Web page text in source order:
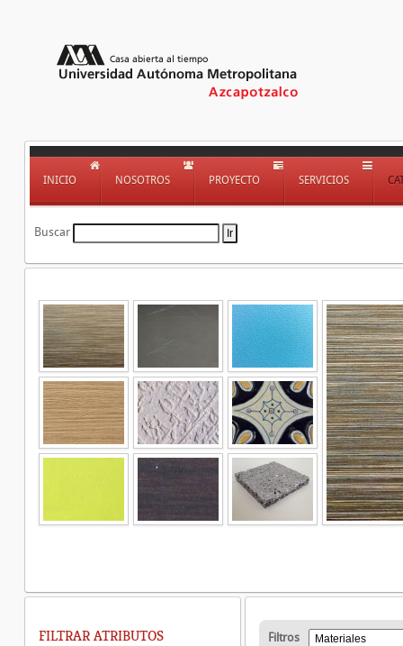
INICIO NOSOTROS PROYECTO SERVICIOS
Buscar
Filtros
FILTRAR ATRIBUTOS